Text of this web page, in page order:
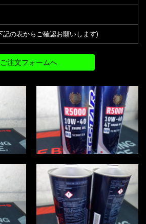
記の表からご確認お願いします)